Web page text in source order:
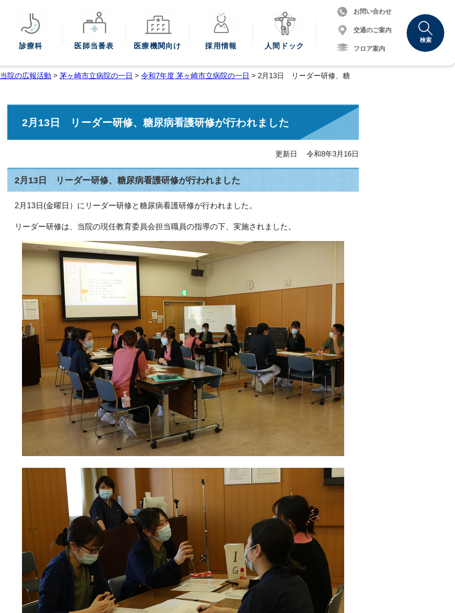
診療科 医師当番表 医療機関 向け 採用情報 人間 ドック
お問い合わせ
交通のご案内
フロア案内
検索
当院の広報活動 > 茅ヶ崎市立病院の一日 > 令和7年度 茅ヶ崎市立病院の一日 > 2月13日 リーダー研修、糖
2月13日 リーダー研修、糖尿病看護研修が行われました
更新日 令和8年3月16日
2月13日 リーダー研修、糖尿病看護研修が行われました
2月13日(金曜日）にリーダー研修と糖尿病看護研修が行われました。
リーダー研修は、当院の現任教育委員会担当職員の指導の下、実施されました。